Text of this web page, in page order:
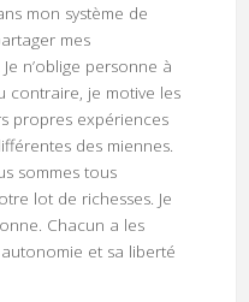
mon système de
mes
n’oblige personne à
contraire, je motive les
propres expériences
des miennes.
sommes tous
lot de richesses. Je
Chacun a les
et sa liberté